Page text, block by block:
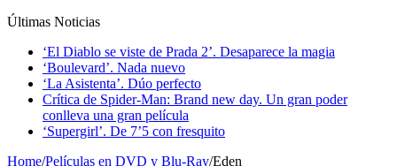
Últimas Noticias
‘El Diablo se viste de Prada 2’. Desaparece la magia
‘Boulevard’. Nada nuevo
‘La Asistenta’. Dúo perfecto
Crítica de Spider-Man: Brand new day. Un gran poder
conlleva una gran película
‘Supergirl’. De 7’5 con fresquito
Home/Películas en DVD y Blu-Ray/Eden